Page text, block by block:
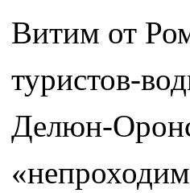
Витим от
туристов-
Делюн-